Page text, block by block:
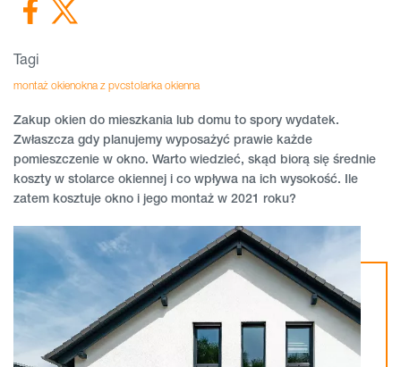
Zakup okien do mieszkania lub domu to spory wydatek.
Zwłaszcza gdy planujemy wyposażyć prawie każde
pomieszczenie w okno. Warto wiedzieć, skąd biorą się średnie
koszty w stolarce okiennej i co wpływa na ich wysokość. Ile
zatem kosztuje okno i jego montaż w 2021 roku?
Tagi
montaż okienokna z pvcstolarka okienna